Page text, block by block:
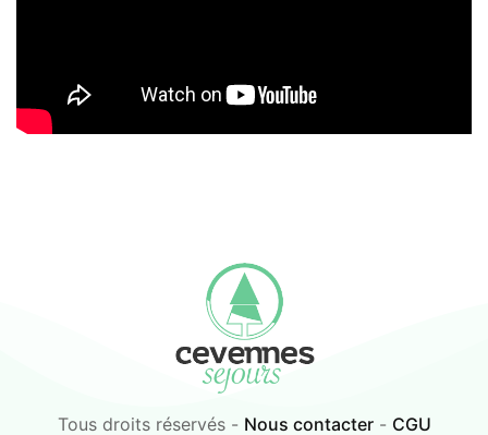
Tous droits réservés - Nous contacter- CGU